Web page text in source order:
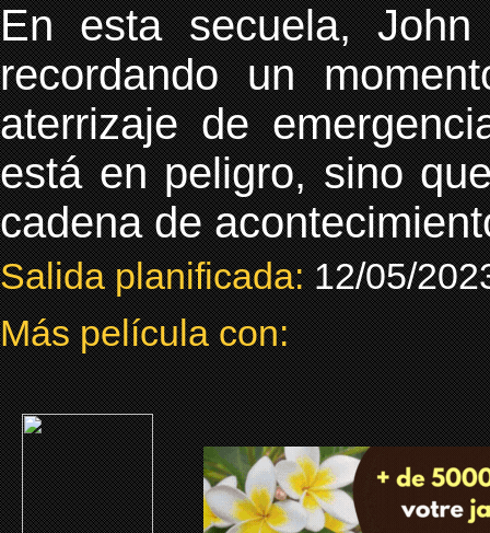
En esta secuela,
recordando un
aterrizaje de
está en peligro, sino
cadena de
Salida planificada:12/05/
Más película con: